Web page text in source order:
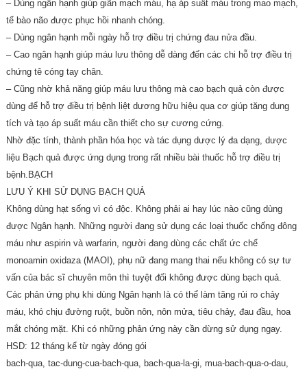
– Dùng ngân hạnh giúp giãn mạch máu, hạ áp suất máu trong mao mạch,
tế bào não được phục hồi nhanh chóng.
– Dùng ngân hạnh mỗi ngày hỗ trợ điều trị chứng đau nửa đầu.
– Cao ngân hạnh giúp máu lưu thông dễ dàng đến các chi hỗ trợ điều trị
chứng tê cóng tay chân.
– Cũng nhờ khả năng giúp máu lưu thông mà cao bạch quả còn được
dùng để hỗ trợ điều trị bệnh liệt dương hữu hiệu qua cơ giúp tăng dung
tích và tạo áp suất máu cần thiết cho sự cương cứng.
Nhờ đặc tính, thành phần hóa học và tác dụng dược lý đa dạng, dược
liệu Bạch quả được ứng dụng trong rất nhiều bài thuốc hỗ trợ điều trị
bệnh.BẠCH
LƯU Ý KHI SỬ DỤNG BẠCH QUẢ
Không dùng hạt sống vì có độc. Không phải ai hay lúc nào cũng dùng
được Ngân hạnh. Những người đang sử dụng các loại thuốc chống đông
máu như aspirin và warfarin, người đang dùng các chất ức chế
monoamin oxidaza (MAOI), phụ nữ đang mang thai nếu không có sự tư
vấn của bác sĩ chuyên môn thì tuyệt đối không được dùng bạch quả.
Các phản ứng phụ khi dùng Ngân hạnh là có thể làm tăng rủi ro chảy
máu, khó chịu đường ruột, buồn nôn, nôn mửa, tiêu chảy, đau đầu, hoa
mắt chóng mặt. Khi có những phản ứng này cần dừng sử dụng ngay.
HSD: 12 tháng kể từ ngày đóng gói
bach-qua, tac-dung-cua-bach-qua, bach-qua-la-gi, mua-bach-qua-o-dau,